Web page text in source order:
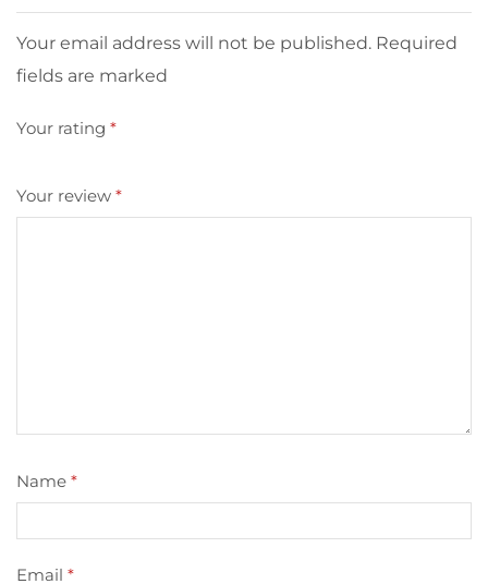
Your email address will not be published. Required
fields are marked
Your rating *
Your review *
Name *
Email *